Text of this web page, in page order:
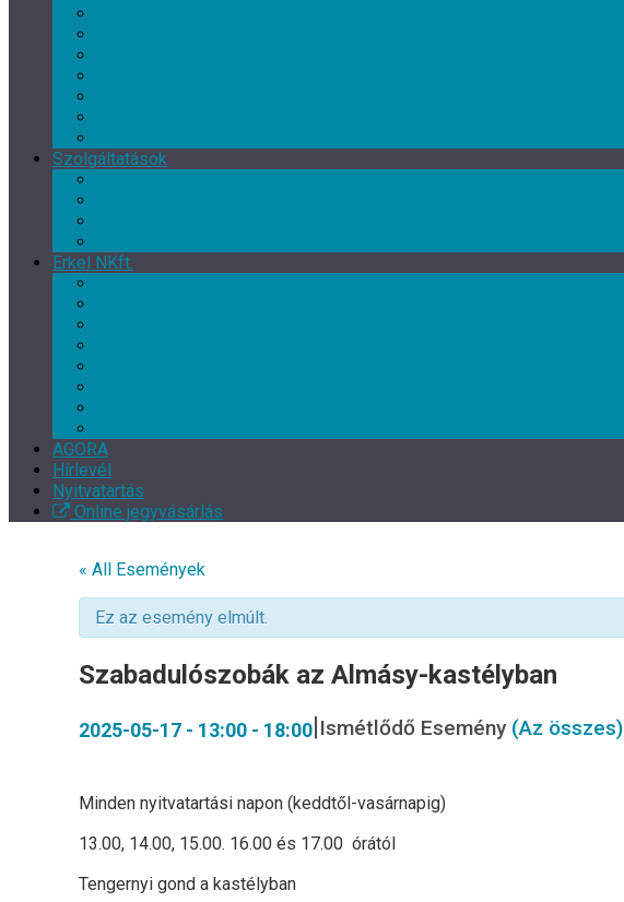
Szolgáltatások
Erkel NKft.
AGORA
Hírlevél
Nyitvatartás
Online jegyvásárlás
« All Események
Ez az esemény elmúlt.
Szabadulószobák az Almásy-kastélyban
2025-05-17 - 13:00 - 18:00|Ismétlődő Esemény (Az összes)
Minden nyitvatartási napon (keddtől-vasárnapig)
13.00, 14.00, 15.00. 16.00 és 17.00 órától
Tengernyi gond a kastélyban